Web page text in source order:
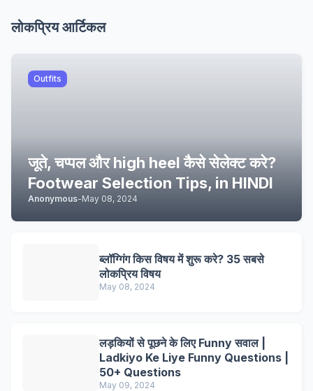
लोकप्रिय आर्टिकल
Outfits
जूते, चप्पल और high heel कैसे सेलेक्ट करे?
Footwear Selection Tips, in HINDI
Anonymous-May 08, 2024
ब्लॉग्गिंग किस विषय में शुरू करे? 35 सबसे
लोकप्रिय विषय
May 08, 2024
लड़कियों से पूछने के लिए Funny सवाल |
Ladkiyo Ke Liye Funny Questions |
50+ Questions
May 09, 2024